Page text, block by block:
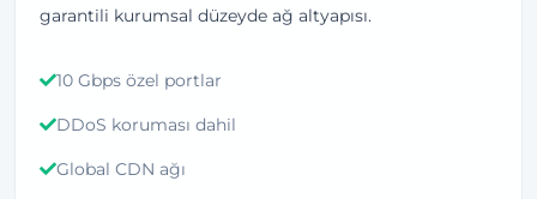
garantili kurumsal düzeyde ağ altyapısı.
10 Gbps özel portlar
DDoS koruması dahil
Global CDN ağı